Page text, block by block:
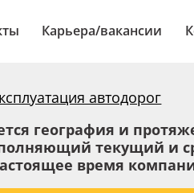
Карьера/вакансии
автодорог
география и
текущий и
время